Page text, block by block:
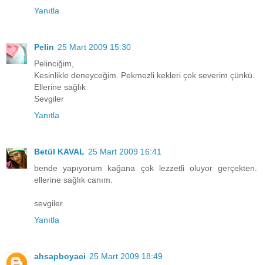
Yanıtla
Pelin 25 Mart 2009 15:30
Pelinciğim,
Kesinlikle deneyceğim. Pekmezli kekleri çok severim çünkü.
Ellerine sağlık
Sevgiler
Yanıtla
Betül KAVAL 25 Mart 2009 16:41
bende yapıyorum kağana çok lezzetli oluyor gerçekten.
ellerine sağlık canım.
sevgiler
Yanıtla
ahsapboyaci 25 Mart 2009 18:49